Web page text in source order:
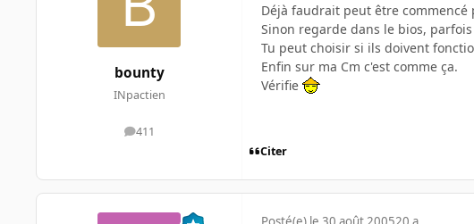
bounty
INpactien
411
messages
Déjà faudrait peut être
Sinon regarde dans le bios,
Tu peut choisir si ils doivent
Enfin sur ma Cm c'est comme ça.
Vérifie
Citer